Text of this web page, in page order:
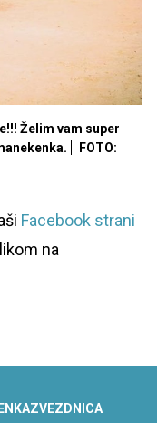
Želim vam super
FOTO:
Facebook strani
na
ZVEZDNICA